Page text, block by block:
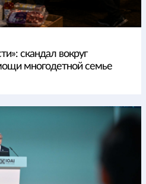
скандал вокруг
многодетной семье